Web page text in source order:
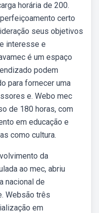
horária de 200.
certo
seus objetivos
interesse e
é um espaço
podem
para fornecer uma
e. Webo mec
de 180 horas, com
em educação e
como cultura.
da
ao mec, abriu
nacional de
Websão três
em